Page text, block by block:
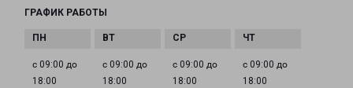
ГРАФИК РАБОТЫ
с 09:00 до
18:00
с 09:00 до
18:00
с 09:00 до
18:00
с 09:00 до
18:00